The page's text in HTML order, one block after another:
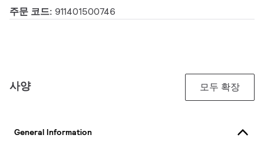
주문 코드: 911401500746
사양 모두 확장
General Information